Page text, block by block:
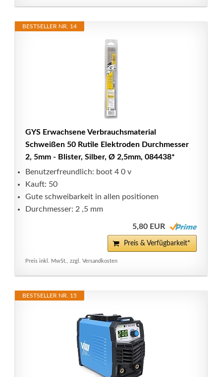
BESTSELLER NR. 14
GYS Erwachsene Verbrauchsmaterial
Schweißen 50 Rutile Elektroden Durchmesser
2, 5mm - Blister, Silber, Ø 2,5mm, 084438*
Benutzerfreundlich: boot 4 0 v
Kauft: 50
Gute schweibarkeit in allen positionen
Durchmesser: 2 ,5 mm
5,80 EUR
Preis & Verfügbarkeit*
Preis inkl. MwSt., zzgl. Versandkosten
BESTSELLER NR. 15